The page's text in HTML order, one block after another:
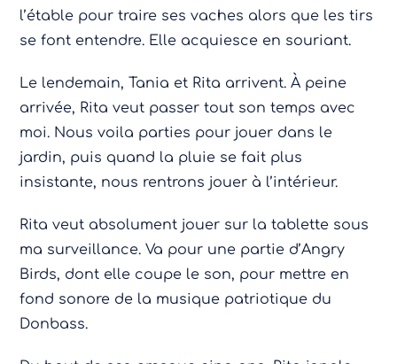
l’étable pour traire ses vaches alors que les tirs
se font entendre. Elle acquiesce en souriant.
Le lendemain, Tania et Rita arrivent. À peine
arrivée, Rita veut passer tout son temps avec
moi. Nous voila parties pour jouer dans le
jardin, puis quand la pluie se fait plus
insistante, nous rentrons jouer à l’intérieur.
Rita veut absolument jouer sur la tablette sous
ma surveillance. Va pour une partie d’Angry
Birds, dont elle coupe le son, pour mettre en
fond sonore de la musique patriotique du
Donbass.